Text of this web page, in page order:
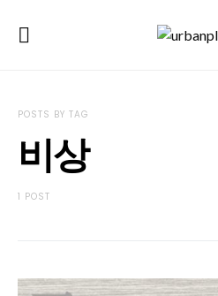
POSTS BY TAG
비상
1 POST